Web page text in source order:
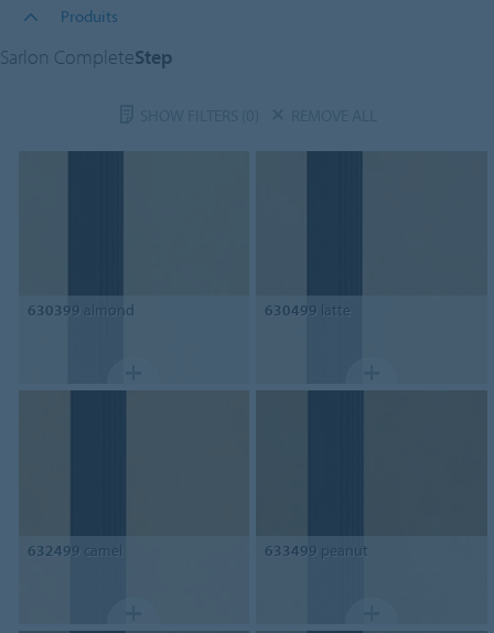
Produits
Sarlon CompleteStep
630399 almond 630499 latte
632499 camel 633499 peanut